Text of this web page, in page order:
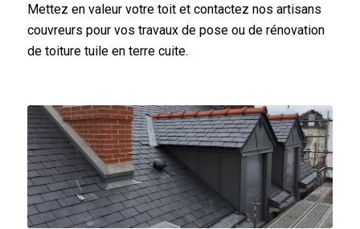
Mettez en valeur votre toit et contactez nos artisans
couvreurs pour vos travaux de pose ou de rénovation
de toiture tuile en terre cuite.